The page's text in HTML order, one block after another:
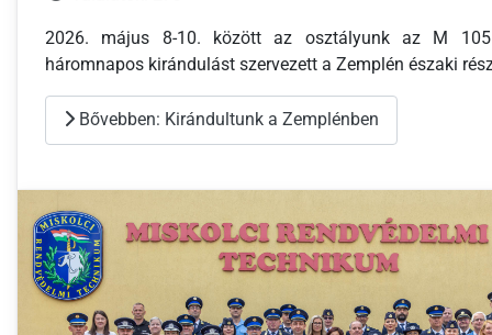
2026. május 8-10. között az osztályunk az M
háromnapos kirándulást szervezett a Zemplén északi
Bővebben: Kirándultunk a Zemplénben